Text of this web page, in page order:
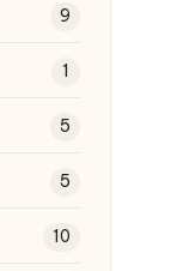
9
1
5
5
10